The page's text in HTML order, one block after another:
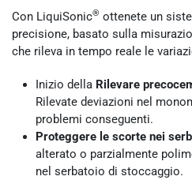
Con LiquiSonic® ottenete un
precisione, basato sulla
che rileva in tempo reale le
Inizio della Rilevare
Rilevate deviazioni nel
problemi conseguenti.
Proteggere le scorte nei
alterato o parzialmente
nel serbatoio di stoccaggio.